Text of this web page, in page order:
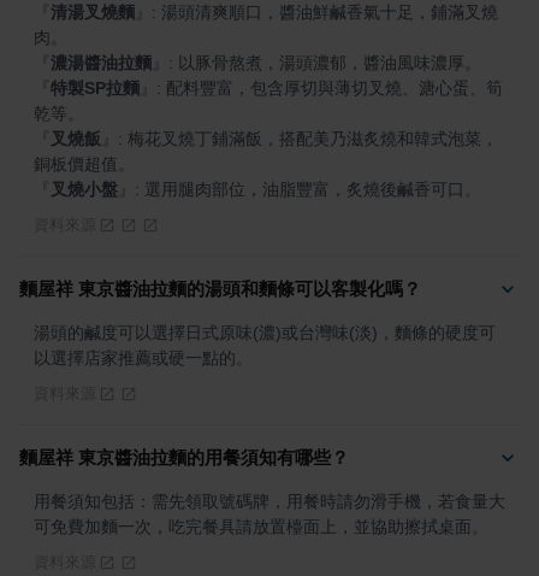
清湯叉燒麵
: 湯頭清爽順口，醬油鮮鹹香氣十足，鋪滿叉燒
濃湯醬油拉麵
特製SP拉麵
: 配料豐富，包含厚切與薄切叉燒、溏心蛋、筍
叉燒飯
: 梅花叉燒丁鋪滿飯，搭配美乃滋炙燒和韓式泡菜，
叉燒小盤 : 選用腿肉部位，油脂豐富，炙燒後鹹香可口。
麵屋祥 東京醬油拉麵的湯頭和麵條可以客製化嗎？
湯頭的鹹度可以選擇日式原味(濃)或台灣味(淡)，麵條的硬度可
以選擇店家推薦或硬一點的。
麵屋祥 東京醬油拉麵的用餐須知有哪些？
用餐須知包括：需先領取號碼牌，用餐時請勿滑手機，若食量大
可免費加麵一次，吃完餐具請放置檯面上，並協助擦拭桌面。